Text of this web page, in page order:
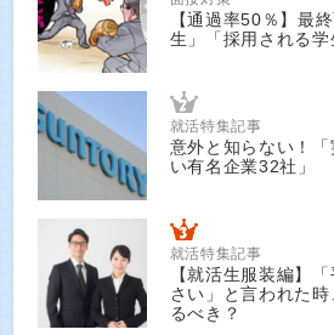
【通過率50％】最
生」「採用される学
就活特集記事
意外と知らない！
い有名企業32社」
就活特集記事
【就活生服装編】
さい」と言われた
るべき？